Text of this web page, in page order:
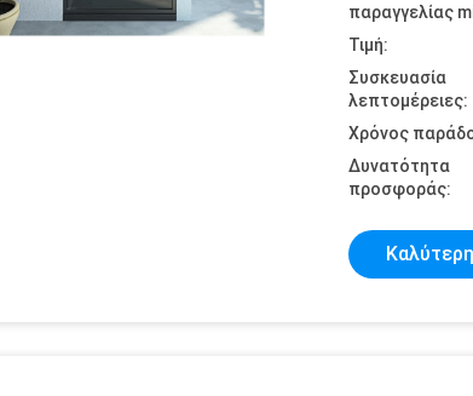
παραγγελίας
Τιμή:
Συσκευασία
λεπτομέρειες:
Χρόνος
Δυνατότητα
προσφοράς: